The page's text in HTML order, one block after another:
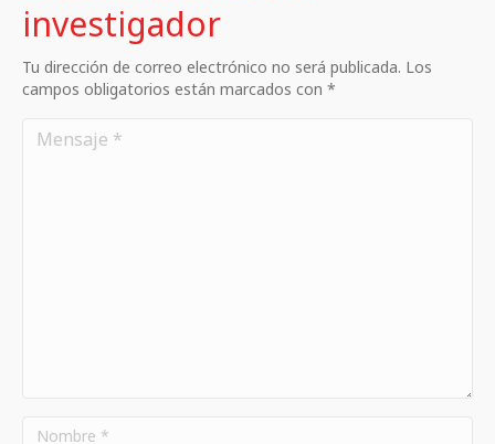
investigador
Tu dirección de correo electrónico no será publicada. Los
campos obligatorios están marcados con *